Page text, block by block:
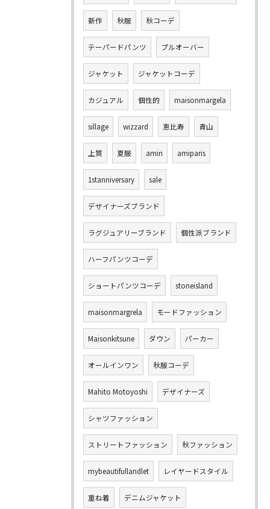
新作 秋服 秋コーデ
テーパードパンツ プルオーバー
ジャケット ジャケットコーデ
カジュアル 個性的 maisonmargela
sillage wizzard 恵比寿 青山
上質 夏服 amiri amiparis
1stanniversary sale
デザイナーズブランド
ラグジュアリーブランド 個性派ブランド
ハーフパンツコーデ
ショートパンツコーデ stoneisland
maisonmargrela モードファッション
Maisonkitsune ダウン パーカー
オールインワン 秋服コーデ
Mahito Motoyoshi デザイナーズ
シャツファッション
ストリートファッション 秋ファッション
mybeautifullandlet レイヤードスタイル
重ね着 デニムジャケット